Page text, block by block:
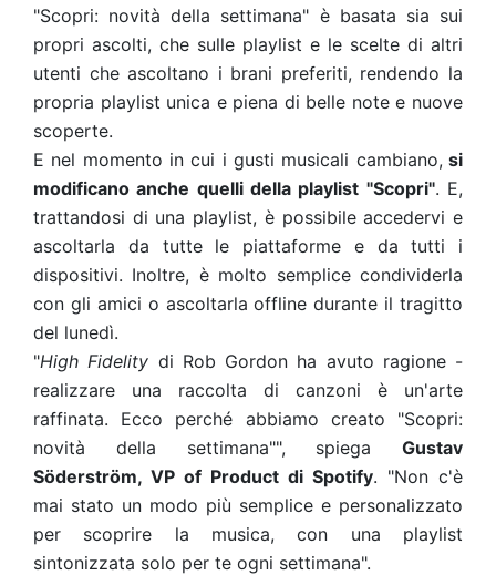
"Scopri: novità della settimana" è basata sia sui
propri ascolti, che sulle playlist e le scelte di altri
utenti che ascoltano i brani preferiti, rendendo la
propria playlist unica e piena di belle note e nuove
scoperte.
E nel momento in cui i gusti musicali cambiano, si
modificano anche quelli della playlist "Scopri". E,
trattandosi di una playlist, è possibile accedervi e
ascoltarla da tutte le piattaforme e da tutti i
dispositivi. Inoltre, è molto semplice condividerla
con gli amici o ascoltarla offline durante il tragitto
del lunedì.
"High Fidelity di Rob Gordon ha avuto ragione -
realizzare una raccolta di canzoni è un'arte
raffinata. Ecco perché abbiamo creato "Scopri:
novità della settimana"", spiega Gustav
Söderström, VP of Product di Spotify. "Non c'è
mai stato un modo più semplice e personalizzato
per scoprire la musica, con una playlist
sintonizzata solo per te ogni settimana".